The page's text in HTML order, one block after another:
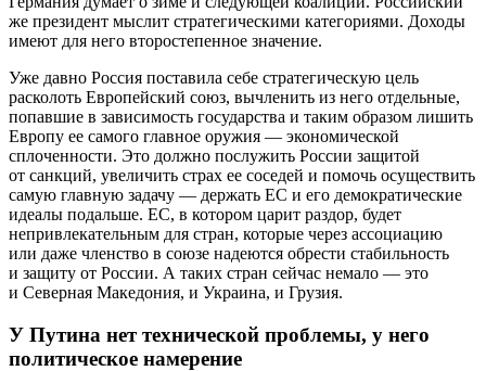
же президент мыслит стратегическими категориями. Доходы
имеют для него второстепенное значение.
Уже давно Россия поставила себе стратегическую цель
расколоть Европейский союз, вычленить из него отдельные,
попавшие в зависимость государства и таким образом лишить
Европу ее самого главное оружия — экономической
сплоченности. Это должно послужить России защитой
от санкций, увеличить страх ее соседей и помочь осуществить
самую главную задачу — держать ЕС и его демократические
идеалы подальше. ЕС, в котором царит раздор, будет
непривлекательным для стран, которые через ассоциацию
или даже членство в союзе надеются обрести стабильность
и защиту от России. А таких стран сейчас немало — это
и Северная Македония, и Украина, и Грузия.
У Путина нет технической проблемы, у него
политическое намерение